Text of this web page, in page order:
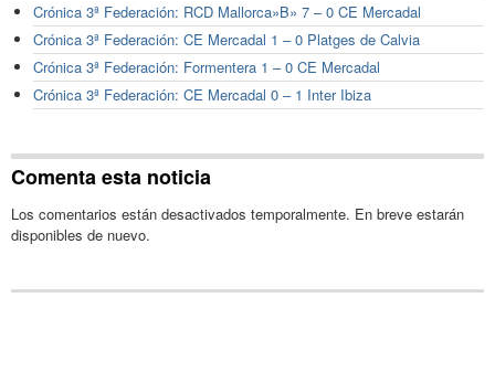
Crónica 3ª Federación: RCD Mallorca»B» 7 – 0 CE Mercadal
Crónica 3ª Federación: CE Mercadal 1 – 0 Platges de Calvia
Crónica 3ª Federación: Formentera 1 – 0 CE Mercadal
Crónica 3ª Federación: CE Mercadal 0 – 1 Inter Ibiza
Comenta esta noticia
Los comentarios están desactivados temporalmente. En breve estarán
disponibles de nuevo.